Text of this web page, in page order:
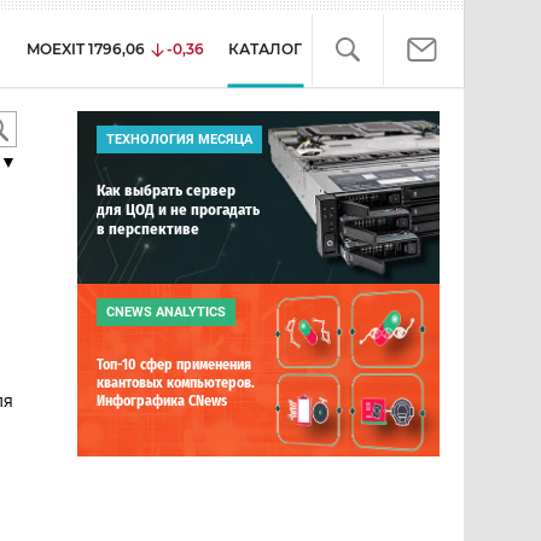
MOEXIT 1796,06 -0,36 КАТАЛОГ
▼
ТЕХНОЛОГИЯ МЕСЯЦА
Как выбрать сервер
для ЦОД и не прогадать
в перспективе
CNEWS ANALYTICS
Топ-10 сфер применения
квантовых компьютеров.
Инфографика CNews